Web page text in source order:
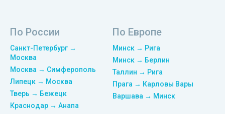
По России
Санкт-Петербург →
Москва
Москва → Симферополь
Липецк → Москва
Тверь → Бежецк
Краснодар → Анапа
По Европе
Минск → Рига
Минск → Берлин
Таллин → Рига
Прага → Карловы Вары
Варшава → Минск